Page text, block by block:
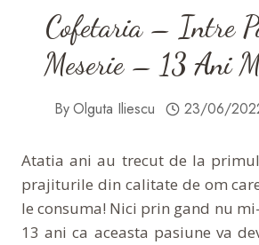
Cofetaria – Intre
Meserie – 13 Ani
ByOlguta Iliescu 23/06/
Atatia ani au trecut de la
prajiturile din calitate de om
le consuma! Nici prin gand nu
13 ani ca aceasta pasiune va